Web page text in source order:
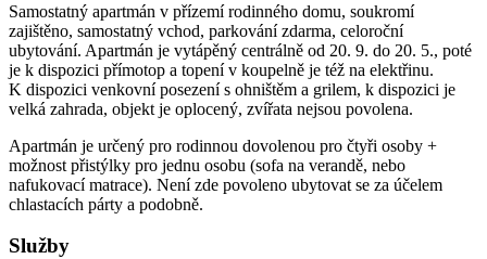
Samostatný apartmán v přízemí rodinného domu, soukromí
zajištěno, samostatný vchod, parkování zdarma, celoroční
ubytování. Apartmán je vytápěný centrálně od 20. 9. do 20. 5., poté
je k dispozici přímotop a topení v koupelně je též na elektřinu.
K dispozici venkovní posezení s ohništěm a grilem, k dispozici je
velká zahrada, objekt je oplocený, zvířata nejsou povolena.
Apartmán je určený pro rodinnou dovolenou pro čtyři osoby +
možnost přistýlky pro jednu osobu (sofa na verandě, nebo
nafukovací matrace). Není zde povoleno ubytovat se za účelem
chlastacích párty a podobně.
Služby